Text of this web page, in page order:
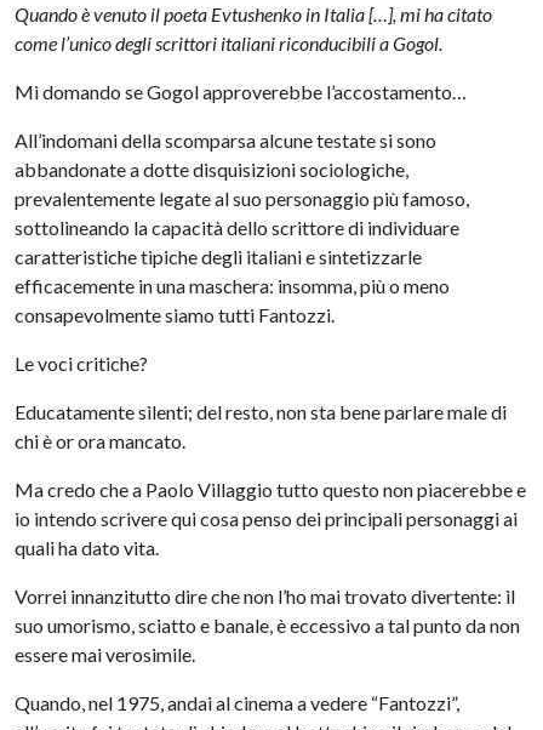
Quando è venuto il poeta Evtushenko in Italia […], mi ha citato
come l’unico degli scrittori italiani riconducibili a Gogol.
Mi domando se Gogol approverebbe l’accostamento…
All’indomani della scomparsa alcune testate si sono
abbandonate a dotte disquisizioni sociologiche,
prevalentemente legate al suo personaggio più famoso,
sottolineando la capacità dello scrittore di individuare
caratteristiche tipiche degli italiani e sintetizzarle
efficacemente in una maschera: insomma, più o meno
consapevolmente siamo tutti Fantozzi.
Le voci critiche?
Educatamente silenti; del resto, non sta bene parlare male di
chi è or ora mancato.
Ma credo che a Paolo Villaggio tutto questo non piacerebbe e
io intendo scrivere qui cosa penso dei principali personaggi ai
quali ha dato vita.
Vorrei innanzitutto dire che non l’ho mai trovato divertente: il
suo umorismo, sciatto e banale, è eccessivo a tal punto da non
essere mai verosimile.
Quando, nel 1975, andai al cinema a vedere “Fantozzi”,